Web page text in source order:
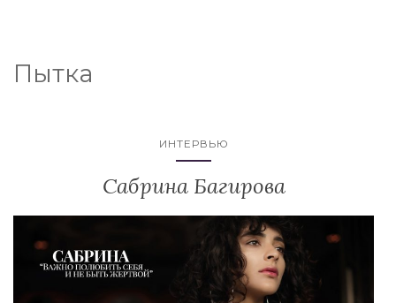
Пытка
ИНТЕРВЬЮ
Сабрина Багирова